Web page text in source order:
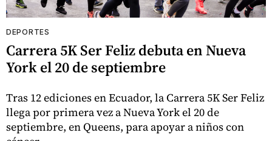
DEPORTES
Carrera 5K Ser Feliz debuta en Nueva
York el 20 de septiembre
Tras 12 ediciones en Ecuador, la Carrera 5K Ser Feliz
llega por primera vez a Nueva York el 20 de
septiembre, en Queens, para apoyar a niños con